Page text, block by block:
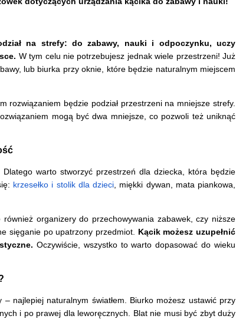
na strefy: do zabawy, nauki i odpoczynku, uczy
W tym celu nie potrzebujesz jednak wiele przestrzeni! Już
lub biurka przy oknie, które będzie naturalnym miejscem
rozwiązaniem będzie podział przestrzeni na mniejsze strefy.
mogą być dwa mniejsze, co pozwoli też uniknąć
warto stworzyć przestrzeń dla dziecka, która będzie
krzesełko i stolik dla dzieci, miękki dywan, mata piankowa,
organizery do przechowywania zabawek, czy niższe
sięganie po upatrzony przedmiot. Kącik możesz uzupełnić
Oczywiście, wszystko to warto dopasować do wieku
najlepiej naturalnym światłem. Biurko możesz ustawić przy
i po prawej dla leworęcznych. Blat nie musi być zbyt duży